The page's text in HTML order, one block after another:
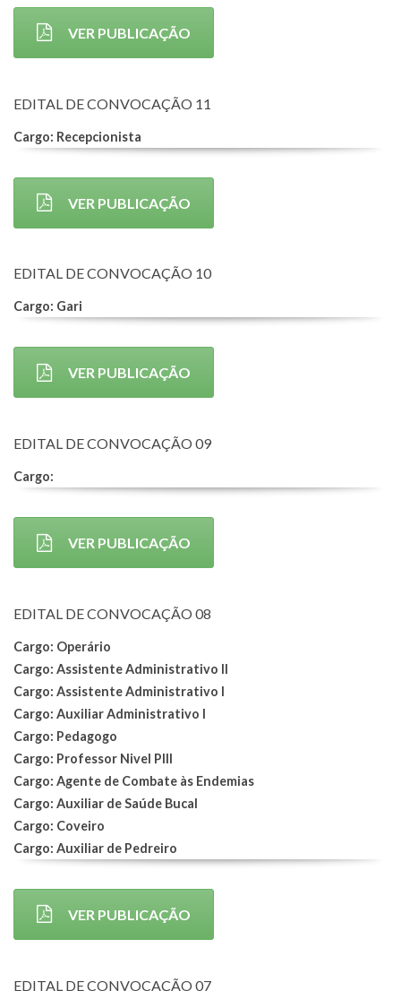
VER PUBLICAÇÃO
EDITAL DE CONVOCAÇÃO 11
Cargo: Recepcionista
VER PUBLICAÇÃO
EDITAL DE CONVOCAÇÃO 10
Cargo: Gari
VER PUBLICAÇÃO
EDITAL DE CONVOCAÇÃO 09
Cargo:
VER PUBLICAÇÃO
EDITAL DE CONVOCAÇÃO 08
Cargo: Operário
Cargo: Assistente Administrativo II
Cargo: Assistente Administrativo I
Cargo: Auxiliar Administrativo I
Cargo: Pedagogo
Cargo: Professor Nivel PIII
Cargo: Agente de Combate às Endemias
Cargo: Auxiliar de Saúde Bucal
Cargo: Coveiro
Cargo: Auxiliar de Pedreiro
VER PUBLICAÇÃO
EDITAL DE CONVOCAÇÃO 07